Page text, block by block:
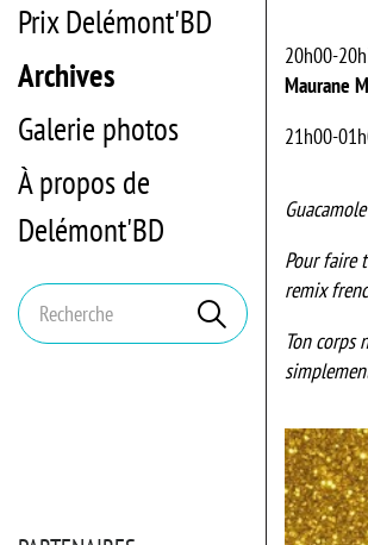
Prix Delémont'BD
Archives
Galerie photos
À propos de
Delémont'BD
Mots
clés
Rechercher
20h00-
Maurane
21h00-
Pour faire
remix
Ton corps